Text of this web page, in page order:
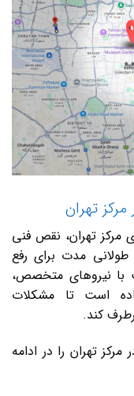
تهران
مرکز تهران، نقص فنی
طولانی مدت برای رفع
با نیروهای متخصص،
است تا مشکلات
کند.
تهران را در ادامه